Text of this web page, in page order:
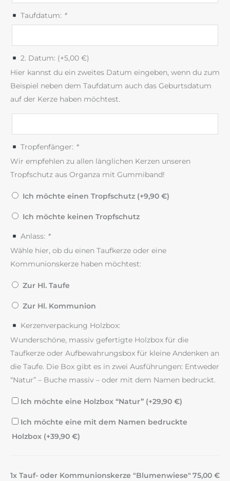
Taufdatum: *
2. Datum: (+5,00 €)
Hier kannst du ein zweites Datum eingeben, wenn du zum
Beispiel neben dem Taufdatum auch das Geburtsdatum
auf der Kerze haben möchtest.
Tropfenfänger: *
Wir empfehlen zu allen länglichen Kerzen unseren
Tropfschutz aus Organza mit Gummiband!
Ich möchte einen Tropfschutz (+9,90 €)
Ich möchte keinen Tropfschutz
Anlass: *
Wähle hier, ob du einen Taufkerze oder eine
Kommunionskerze haben möchtest:
Zur Hl. Taufe
Zur Hl. Kommunion
Kerzenverpackung Holzbox:
Wunderschöne, massiv gefertigte Holzbox für die
Taufkerze oder Aufbewahrungsbox für kleine Andenken an
die Taufe. Die Box gibt es in zwei Ausführungen: Entweder
“Natur” – Buche massiv – oder mit dem Namen bedruckt.
Ich möchte eine Holzbox “Natur” (+29,90 €)
Ich möchte eine mit dem Namen bedruckte
Holzbox (+39,90 €)
1x Tauf- oder Kommunionskerze "Blumenwiese" 75,00 €